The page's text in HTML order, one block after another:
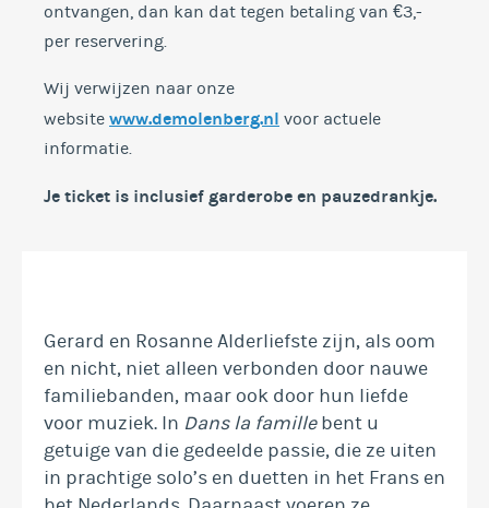
Gerard en Rosanne Alderliefste zijn, als oom
en nicht, niet alleen verbonden door nauwe
familiebanden, maar ook door hun liefde
voor muziek. In Dans la famillebent u
getuige van die gedeelde passie, die ze uiten
in prachtige solo’s en duetten in het Frans en
ontvangen, dan kan dat tegen betaling van €3,-
per reservering.
Wij verwijzen naar onze
website www.demolenberg.nl voor actuele
informatie.
Je ticket is inclusief garderobe en pauzedrankje.